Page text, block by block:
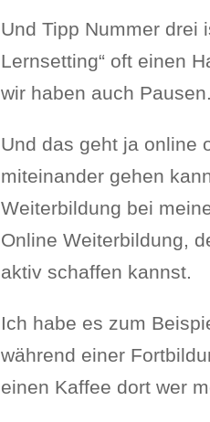
Und Tipp Nummer drei
Lernsetting“ oft einen
wir haben auch Pausen.
Und das geht ja online
miteinander gehen
Weiterbildung bei
Online Weiterbildung,
aktiv schaffen kannst.
Ich habe es zum
während einer
einen Kaffee dort wer